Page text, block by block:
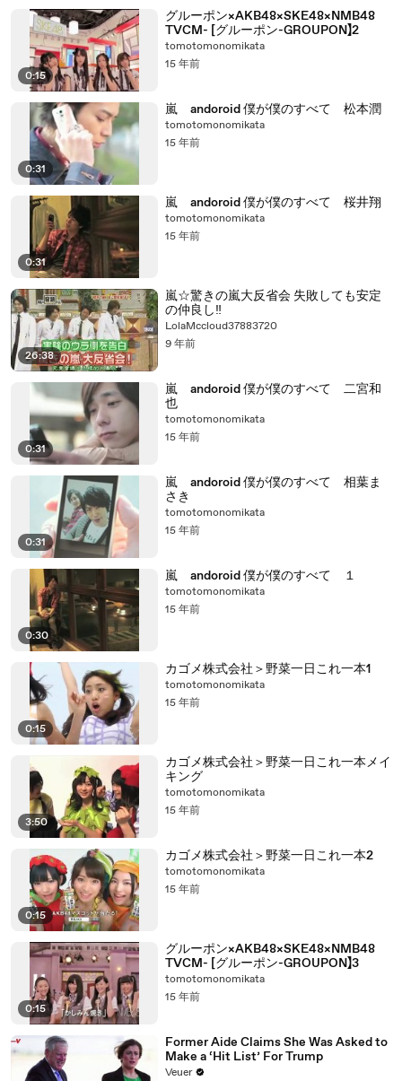
0:15
グルーポン×AKB48×SKE48×NMB48
TVCM- [グルーポン-GROUPON】2
tomotomonomikata
15 年前
0:31
嵐 andoroid 僕が僕のすべて 松本潤
tomotomonomikata
15 年前
0:31
嵐 andoroid 僕が僕のすべて 桜井翔
tomotomonomikata
15 年前
26:38
嵐☆驚きの嵐大反省会 失敗しても安定
の仲良し‼
LolaMccloud37883720
9 年前
0:31
嵐 andoroid 僕が僕のすべて 二宮和
也
tomotomonomikata
15 年前
0:31
嵐 andoroid 僕が僕のすべて 相葉ま
さき
tomotomonomikata
15 年前
0:30
嵐 andoroid 僕が僕のすべて １
tomotomonomikata
15 年前
0:15
カゴメ株式会社＞野菜一日これ一本1
tomotomonomikata
15 年前
3:50
カゴメ株式会社＞野菜一日これ一本メイ
キング
tomotomonomikata
15 年前
0:15
カゴメ株式会社＞野菜一日これ一本2
tomotomonomikata
15 年前
0:15
グルーポン×AKB48×SKE48×NMB48
TVCM- [グルーポン-GROUPON】3
tomotomonomikata
15 年前
Former Aide Claims She Was Asked to
Make a ‘Hit List’ For Trump
Veuer